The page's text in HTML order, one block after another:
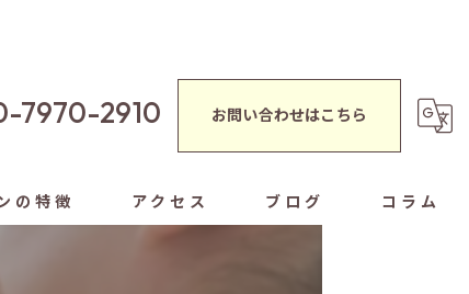
7970-2910 お問い合わせはこちら
の特徴 アクセス ブログ コラム